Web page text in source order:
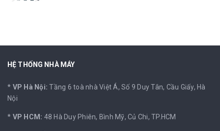
HỆ THỐNG NHÀ MÁY
* VP Hà Nội: Tầng 6 toà nhà Việt Á, Số 9 Duy Tân, Cầu Giấy, Hà
Nội
* VP HCM: 48 Hà Duy Phiên, Bình Mỹ, Củ Chi, TP.HCM